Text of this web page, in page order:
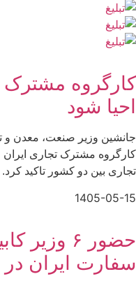
کارگروه مشترک
احیا شود
جانشین وزیر صنعت، معدن و
کارگروه مشترک تجاری
تجاری بین دو کشور تاکید کرد.
1405-05-15
حضور ۶
سفارت ایران در